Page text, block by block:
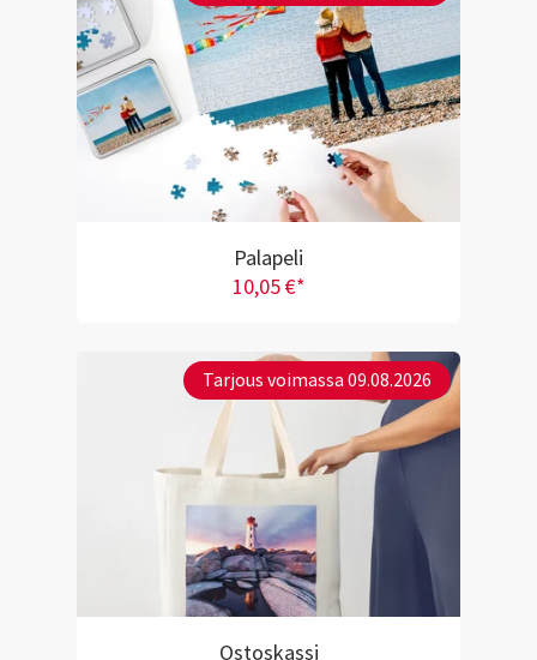
Palapeli
10,05 €*
Tarjous voimassa 09.08.2026
Ostoskassi